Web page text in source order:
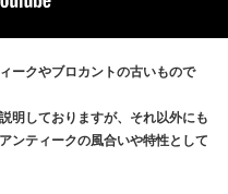
ークやブロカントの古いもので
明しておりますが、それ以外にも
ンティークの風合いや特性として